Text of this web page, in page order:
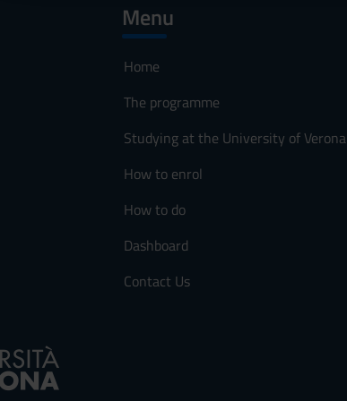
Menu
Home
The programme
Studying at the University of Verona
How to enrol
How to do
Dashboard
Contact Us